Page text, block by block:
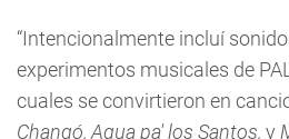
“Intencionalmente incluí
experimentos musicales de
cuales se convirtieron en
Changó, Agua pa' los Santos, y